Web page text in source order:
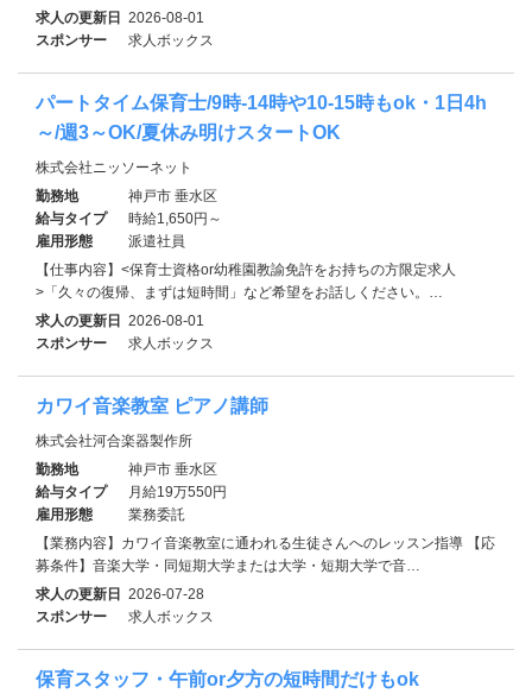
求人の更新日 2026-08-01
スポンサー
求人ボックス
パートタイム保育士/9時-14時や10-15時もok・1日4h
～/週3～OK/夏休み明けスタートOK
株式会社ニッソーネット
勤務地
神戸市 垂水区
給与タイプ
時給1,650円～
雇用形態
派遣社員
【仕事内容】<保育士資格or幼稚園教諭免許をお持ちの方限定求人
>「久々の復帰、まずは短時間」など希望をお話しください。…
求人の更新日 2026-08-01
スポンサー
求人ボックス
カワイ音楽教室 ピアノ講師
株式会社河合楽器製作所
勤務地
神戸市 垂水区
給与タイプ
月給19万550円
雇用形態
業務委託
【業務内容】カワイ音楽教室に通われる生徒さんへのレッスン指導 【応
募条件】音楽大学・同短期大学または大学・短期大学で音…
求人の更新日 2026-07-28
スポンサー
求人ボックス
保育スタッフ・午前or夕方の短時間だけもok